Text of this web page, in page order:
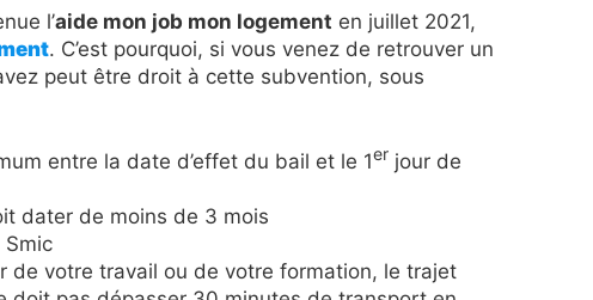
l’aide mon job mon logement en juillet 2021,
. C’est pourquoi, si vous venez de retrouver un
peut être droit à cette subvention, sous
entre la date d’effet du bail et le 1er jour de
dater de moins de 3 mois
Smic
de votre travail ou de votre formation, le trajet